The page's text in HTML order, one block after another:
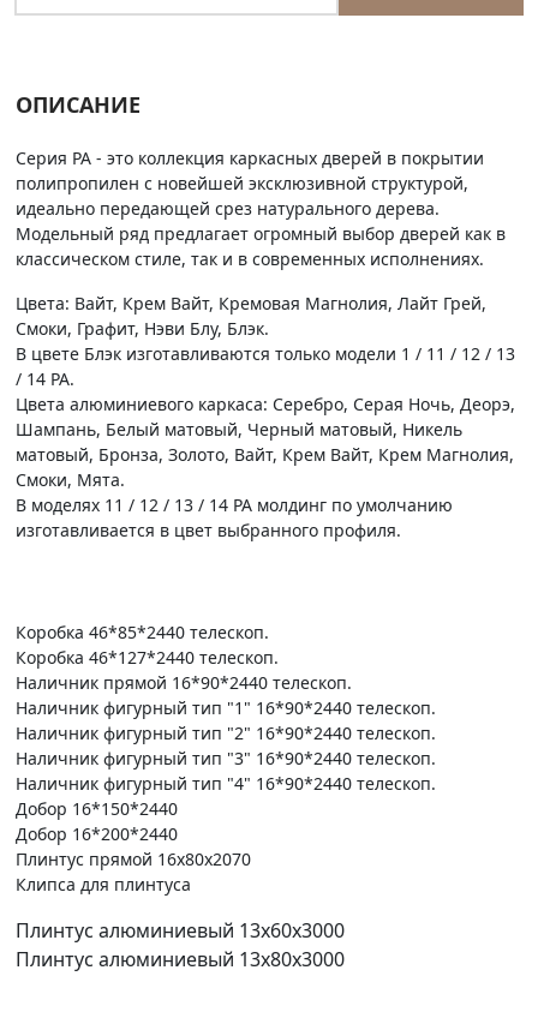
ОПИСАНИЕ
Серия PA - это коллекция каркасных дверей в покрытии
полипропилен с новейшей эксклюзивной структурой,
идеально передающей срез натурального дерева.
Модельный ряд предлагает огромный выбор дверей как в
классическом стиле, так и в современных исполнениях.
Цвета: Вайт, Крем Вайт, Кремовая Магнолия, Лайт Грей,
Смоки, Графит, Нэви Блу, Блэк.
В цвете Блэк изготавливаются только модели 1 / 11 / 12 / 13
/ 14 PA.
Цвета алюминиевого каркаса: Серебро, Серая Ночь, Деорэ,
Шампань, Белый матовый, Черный матовый, Никель
матовый, Бронза, Золото, Вайт, Крем Вайт, Крем Магнолия,
Смоки, Мята.
В моделях 11 / 12 / 13 / 14 PA молдинг по умолчанию
изготавливается в цвет выбранного профиля.
Коробка 46*85*2440 телескоп.
Коробка 46*127*2440 телескоп.
Наличник прямой 16*90*2440 телескоп.
Наличник фигурный тип "1" 16*90*2440 телескоп.
Наличник фигурный тип "2" 16*90*2440 телескоп.
Наличник фигурный тип "3" 16*90*2440 телескоп.
Наличник фигурный тип "4" 16*90*2440 телескоп.
Добор 16*150*2440
Добор 16*200*2440
Плинтус прямой 16х80х2070
Клипса для плинтуса
Плинтус алюминиевый 13х60х3000
Плинтус алюминиевый 13х80х3000